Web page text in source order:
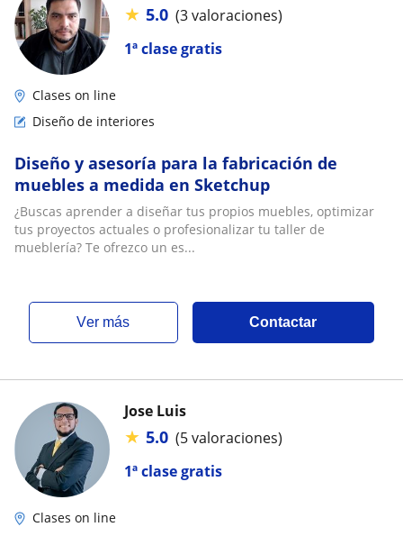
1ª clase gratis
★ 5.0 (3 valoraciones)
Clases on line
Diseño de interiores
Diseño y asesoría para la fabricación de
muebles a medida en Sketchup
¿Buscas aprender a diseñar tus propios muebles, optimizar
tus proyectos actuales o profesionalizar tu taller de
mueblería? Te ofrezco un es...
ver más Contactar
1ª clase gratis
Jose Luis
★ 5.0 (5 valoraciones)
Clases on line